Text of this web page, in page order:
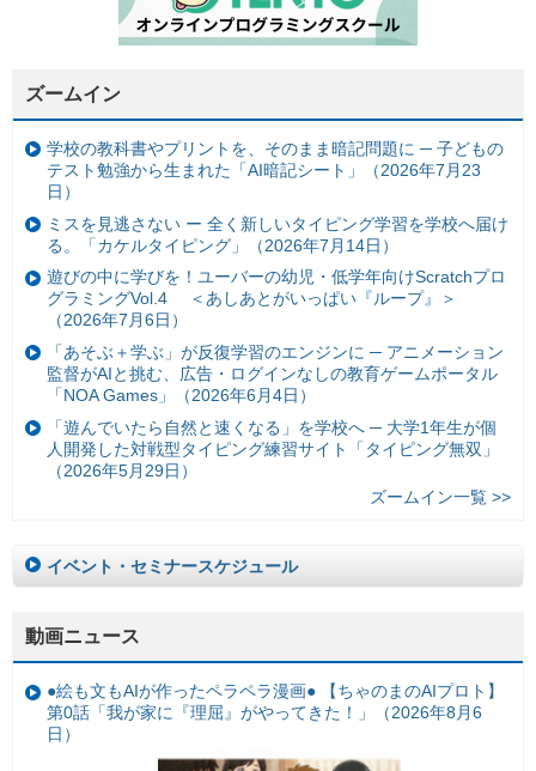
ズームイン
学校の教科書やプリントを、そのまま暗記問題に ─ 子どもの
テスト勉強から生まれた「AI暗記シート」（2026年7月23
日）
ミスを見逃さない ー 全く新しいタイピング学習を学校へ届け
る。「カケルタイピング」（2026年7月14日）
遊びの中に学びを！ユーバーの幼児・低学年向けScratchプロ
グラミングVol.4 ＜あしあとがいっぱい『ループ』＞
（2026年7月6日）
「あそぶ＋学ぶ」が反復学習のエンジンに ─ アニメーション
監督がAIと挑む、広告・ログインなしの教育ゲームポータル
「NOA Games」（2026年6月4日）
「遊んでいたら自然と速くなる」を学校へ ─ 大学1年生が個
人開発した対戦型タイピング練習サイト「タイピング無双」
（2026年5月29日）
ズームイン一覧 >>
イベント・セミナースケジュール
動画ニュース
●絵も文もAIが作ったペラペラ漫画● 【ちゃのまのAIプロト】
第0話「我が家に『理屈』がやってきた！」（2026年8月6
日）